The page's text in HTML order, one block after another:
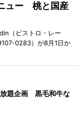
ュー 桃と国産
（ビストロ・レー
0283）が8月1日か
放題企画 黒毛和牛な